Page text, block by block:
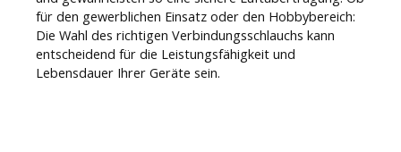
für den gewerblichen Einsatz oder den Hobbybereich:
Die Wahl des richtigen Verbindungsschlauchs kann
entscheidend für die Leistungsfähigkeit und
Lebensdauer Ihrer Geräte sein.